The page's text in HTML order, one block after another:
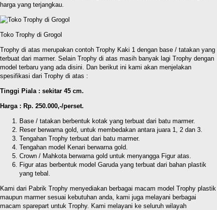
harga yang terjangkau.
Toko Trophy di Grogol
Trophy di atas merupakan contoh Trophy Kaki 1 dengan base / tatakan yang
terbuat dari marmer. Selain Trophy di atas masih banyak lagi Trophy dengan
model terbaru yang ada disini. Dan berikut ini kami akan menjelakan
spesifikasi dari Trophy di atas :
Tinggi Piala : sekitar 45 cm.
Harga : Rp. 250.000,-/perset.
Base / tatakan berbentuk kotak yang terbuat dari batu marmer.
Reser berwarna gold, untuk membedakan antara juara 1, 2 dan 3.
Tengahan Trophy terbuat dari batu marmer.
Tengahan model Kenari berwarna gold.
Crown / Mahkota berwarna gold untuk menyangga Figur atas.
Figur atas berbentuk model Garuda yang terbuat dari bahan plastik
yang tebal.
Kami dari Pabrik Trophy menyediakan berbagai macam model Trophy plastik
maupun marmer sesuai kebutuhan anda, kami juga melayani berbagai
macam sparepart untuk Trophy. Kami melayani ke seluruh wilayah